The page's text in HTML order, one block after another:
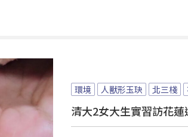
環境 人獸形玉玦 北三棧
清大2女大生實習訪花